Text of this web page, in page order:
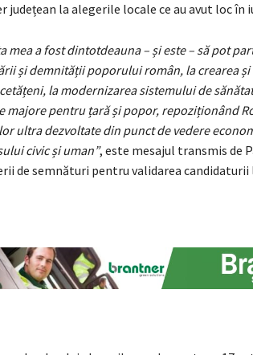
județean la alegerile locale ce au avut loc în
mea a fost dintotdeauna – și este – să pot
și demnității poporului român, la crearea
la modernizarea sistemului de
majore pentru țară și popor, repoziționând
ultra dezvoltate din punct de vedere
civic și uman”, este mesajul transmis de
de semnături pentru validarea candidaturii